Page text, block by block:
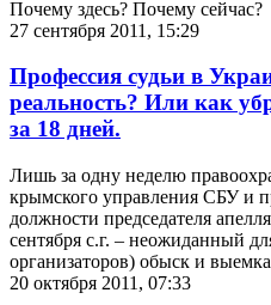
Почему здесь? Почему сейчас?
27 сентября 2011, 15:29
Профессия судьи в
реальность? Или как
за 18 дней.
Лишь за одну неделю
крымского управления СБУ и
должности председателя
сентября с.г. – неожиданный
организаторов) обыск и
20 октября 2011, 07:33